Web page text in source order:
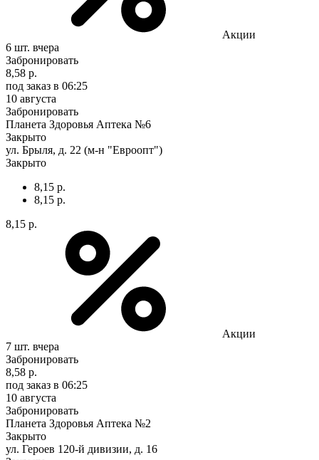
Акции
6 шт. вчера
Забронировать
8,58 р.
под заказ в 06:25
10 августа
Забронировать
Планета Здоровья Аптека №6
Закрыто
ул. Брыля, д. 22 (м-н "Евроопт")
Закрыто
8,15 р.
8,15 р.
8,15 р.
Акции
7 шт. вчера
Забронировать
8,58 р.
под заказ в 06:25
10 августа
Забронировать
Планета Здоровья Аптека №2
Закрыто
ул. Героев 120-й дивизии, д. 16